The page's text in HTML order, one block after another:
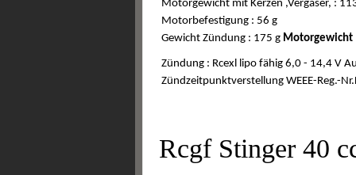
Motorgewicht mit Kerzen ,Vergaser, :
Motorbefestigung : 56 g
Gewicht Zündung : 175 g Motorgewicht
Zündung : Rcexl lipo fähig 6,0 - 14,4 V
Zündzeitpunktverstellung WEEE-Reg.-
Rcgf Stinger 40